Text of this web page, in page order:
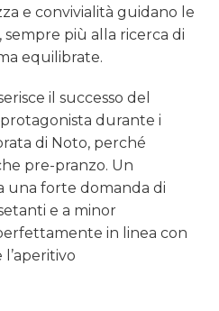
e convivialità guidano le
più alla ricerca di
equilibrate.
il successo del
durante i
di Noto, perché
pre-pranzo. Un
una forte domanda di
e a minor
in linea con